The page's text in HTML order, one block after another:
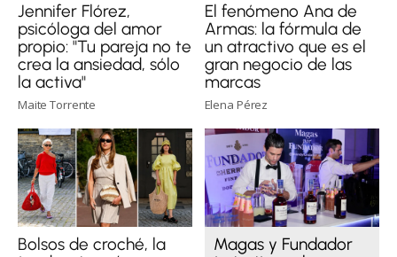
Jennifer Flórez,
psicóloga del amor
propio: "Tu pareja no te
crea la ansiedad, sólo
la activa"
Maite Torrente
El fenómeno Ana de
Armas: la fórmula de
un atractivo que es el
gran negocio de las
marcas
Elena Pérez
Bolsos de croché, la
Magas y Fundador